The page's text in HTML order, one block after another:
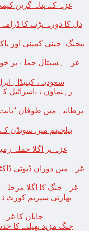
دل کا دورہ پڑنے کا
بیجنگ: چینی کمپنی اور
غزہ ہسپتال حملے پر
سعودیہ، کینیڈا ,
رہنماؤں نےاسرائیل
برطانیہ میں طوفان
غزہ پر اگلا حملہ
غزہ میں دوران ڈیوٹی
غزہ جنگ کا اگلا
بھارتی سپریم کورٹ
جاپان کا غزہ کے لیے 10 ملین
جنگ مزید پھیلنے کا